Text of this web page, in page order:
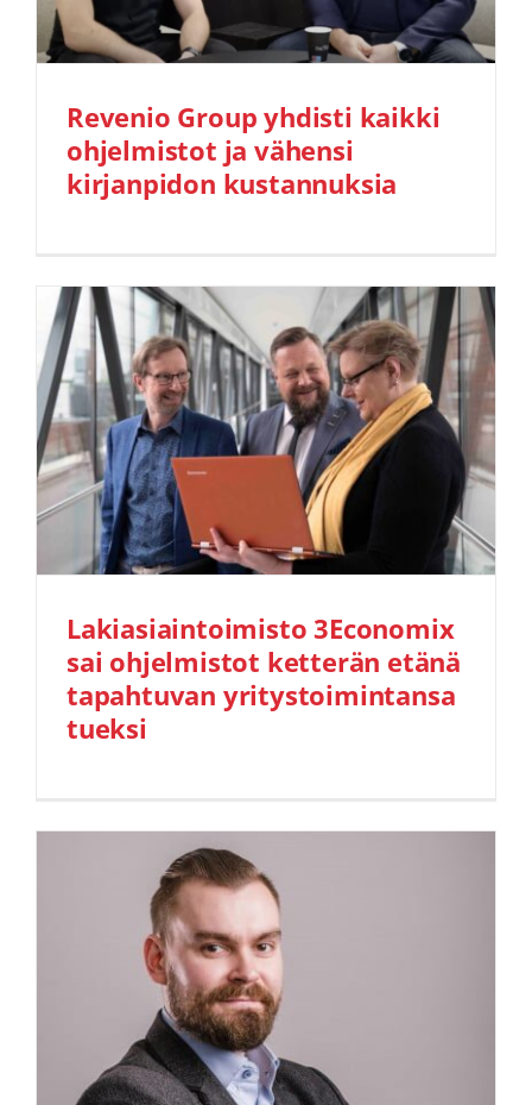
Revenio Group yhdisti kaikki
ohjelmistot ja vähensi
kirjanpidon kustannuksia
Lakiasiaintoimisto 3Economix
sai ohjelmistot ketterän etänä
tapahtuvan yritystoimintansa
tueksi